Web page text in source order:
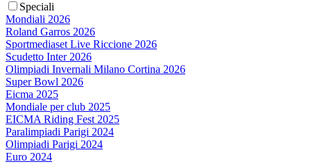
Speciali
Mondiali 2026
Roland Garros 2026
Sportmediaset Live Riccione 2026
Scudetto Inter 2026
Olimpiadi Invernali Milano Cortina 2026
Super Bowl 2026
Eicma 2025
Mondiale per club 2025
EICMA Riding Fest 2025
Paralimpiadi Parigi 2024
Olimpiadi Parigi 2024
Euro 2024